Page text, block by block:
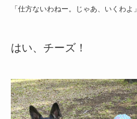
「仕方ないわねー。じゃあ、いくわよ」
はい、チーズ！